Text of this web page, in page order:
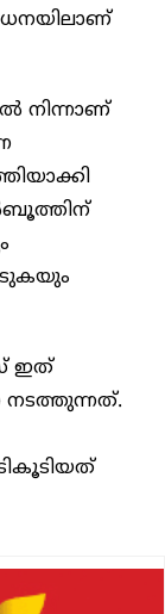
നിന്നാണ്
ഇത്
നടത്തുന്നത്.